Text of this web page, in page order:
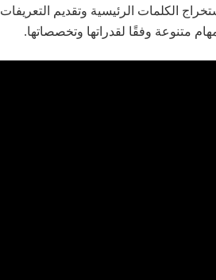
الكلمات الرئيسية وتقديم التعريفات
متنوعة وفقًا لقدراتها وتخصصاتها.